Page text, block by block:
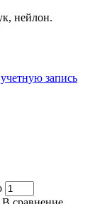
нейлон.
учетную запись